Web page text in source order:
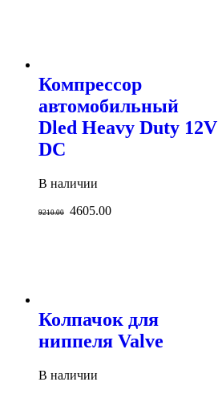
Компрессор
автомобильный
Dled Heavy Duty 12V
DC
В наличии
9210.00 4605.00
Колпачок для
ниппеля Valve
В наличии